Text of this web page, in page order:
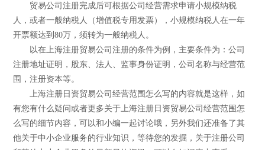
贸易公司注册完成后可根据公司经营需求申请小规模纳税
人，或者一般纳税人（增值税专用发票），小规模纳税人在一年
开票额达到80万，须转为一般纳税人。
以在上海注册贸易公司注册的条件为例，主要条件为：公司
注册地址证明，股东、法人、监事身份证明，公司名称与经营范
围，注册资本等。
上海注册日资贸易公司经营范围怎么写的内容就是这样，如
有您有什么疑问或者更多关于上海注册日资贸易公司经营范围怎
么写的细节内容，可以和小编一起讨论哦，另外我们还准备了其
他关于中小企业服务的行业知识，等待您的发掘，关于注册公司